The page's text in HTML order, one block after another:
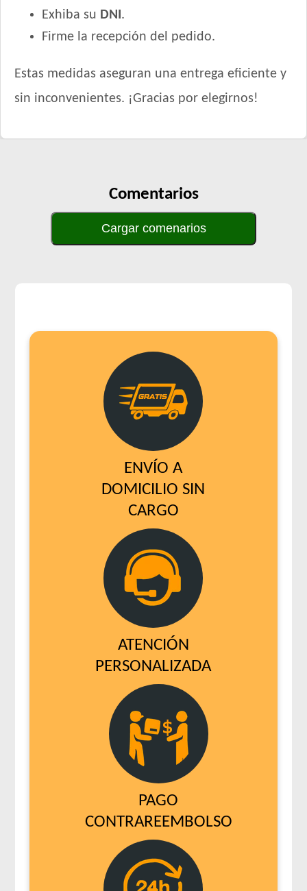
Exhiba su DNI.
Firme la recepción del pedido.
Estas medidas aseguran una entrega eficiente y
sin inconvenientes. ¡Gracias por elegirnos!
Comentarios
Cargar comenarios
ENVÍO A
DOMICILIO SIN
CARGO
ATENCIÓN
PERSONALIZADA
PAGO
CONTRAREEMBOLSO